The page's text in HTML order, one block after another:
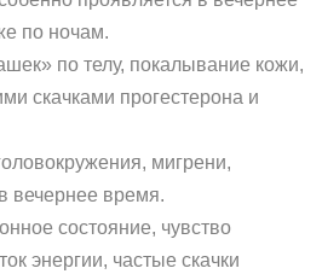
по ночам.
по телу, покалывание кожи,
скачками прогестерона и
мигрени,
вечернее время.
состояние, чувство
энергии, частые скачки